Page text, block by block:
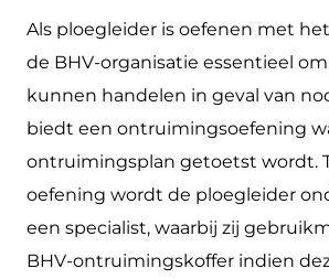
Als ploegleider is oefenen met
de BHV-organisatie essentieel
kunnen handelen in geval van
biedt een ontruimingsoefening
ontruimingsplan getoetst wordt.
oefening wordt de ploegleider
een specialist, waarbij zij
BHV-ontruimingskoffer indien